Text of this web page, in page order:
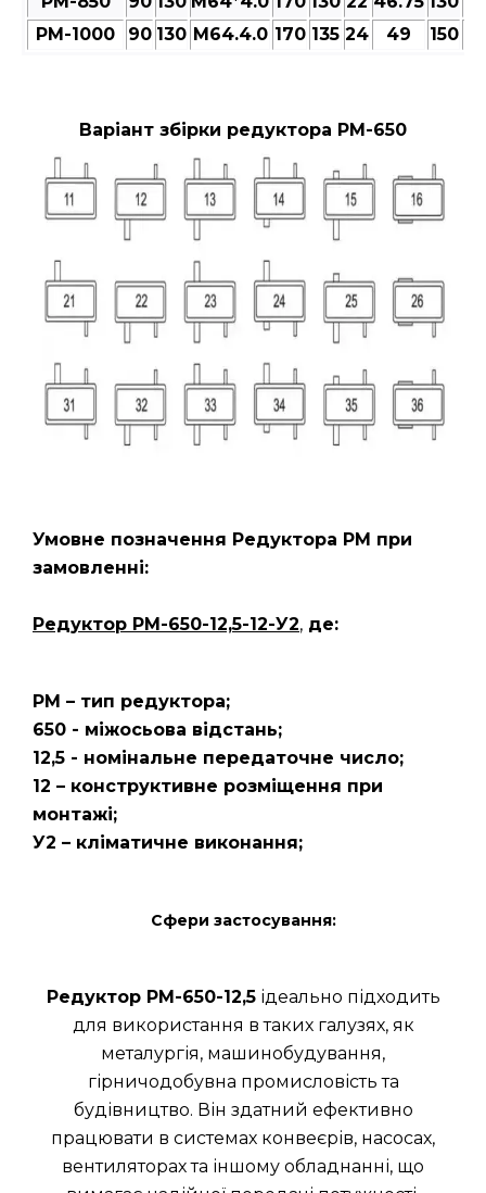
РМ-1000
90 130 M64.4.0 170 135 24 49 150
Варіант збірки редуктора РМ-650
Умовне позначення Редуктора РМ при
замовленні:
Редуктор РМ-650-12,5-12-У2, де:
РМ – тип редуктора;
650 - міжосьова відстань;
12,5 - номінальне передаточне число;
12 – конструктивне розміщення при
монтажі;
У2 – кліматичне виконання;
Сфери застосування:
Редуктор РМ-650-12,5ідеально підходить
для використання в таких галузях, як
металургія, машинобудування,
гірничодобувна промисловість та
будівництво. Він здатний ефективно
працювати в системах конвеєрів, насосах,
вентиляторах та іншому обладнанні, що